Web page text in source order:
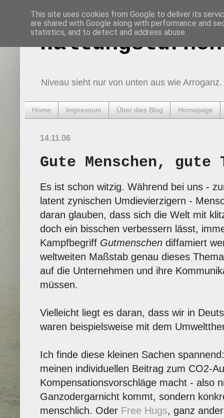
Haltungsturnen
Niveau sieht nur von unten aus wie Arroganz.
Home Impressum Über dies Blog Homepage
14.11.06
Gute Menschen, gute
Es ist schon witzig. Während bei uns -
latent zynischen Umdievierzigern -
daran glauben, dass sich die Welt mit
doch ein bisschen verbessern lässt,
Kampfbegriff Gutmenschen diffamiert
weltweiten Maßstab genau dieses
auf die Unternehmen und ihre
müssen.
Vielleicht liegt es daran, dass wir in
waren beispielsweise mit dem
Ich finde diese kleinen Sachen
meinen individuellen Beitrag zum CO2-
Kompensationsvorschläge macht - also
Ganzodergarnicht kommt, sondern
menschlich. Oder Free Hugs, ganz
This site uses cookies from Google to deliver its
are shared with Google along with performance and
statistics, and to detect and address abuse.